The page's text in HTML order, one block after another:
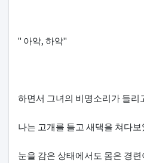
" 아악, 하악"
하면서 그녀의 비명소리가 들리
나는 고개를 들고 새댁을 쳐다보
눈을 감은 상태에서도 몸은 경